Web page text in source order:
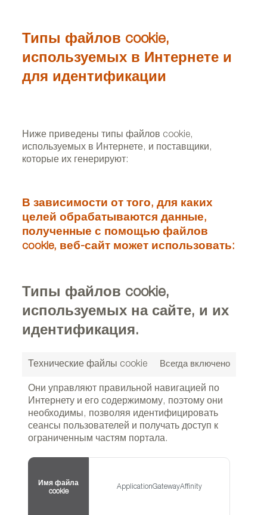
Типы файлов cookie,
используемых в Интернете и
для идентификации
Ниже приведены типы файлов cookie,
используемых в Интернете, и поставщики,
которые их генерируют:
В зависимости от того, для каких
целей обрабатываются данные,
полученные с помощью файлов
cookie, веб-сайт может использовать:
Типы файлов cookie,
используемых на сайте, и их
идентификация.
Технические файлы cookie Всегда включено
Они управляют правильной навигацией по
Интернету и его содержимому, поэтому они
необходимы, позволяя идентифицировать
сеансы пользователей и получать доступ к
ограниченным частям портала.
Имя файла
cookie
ApplicationGatewayAffinity